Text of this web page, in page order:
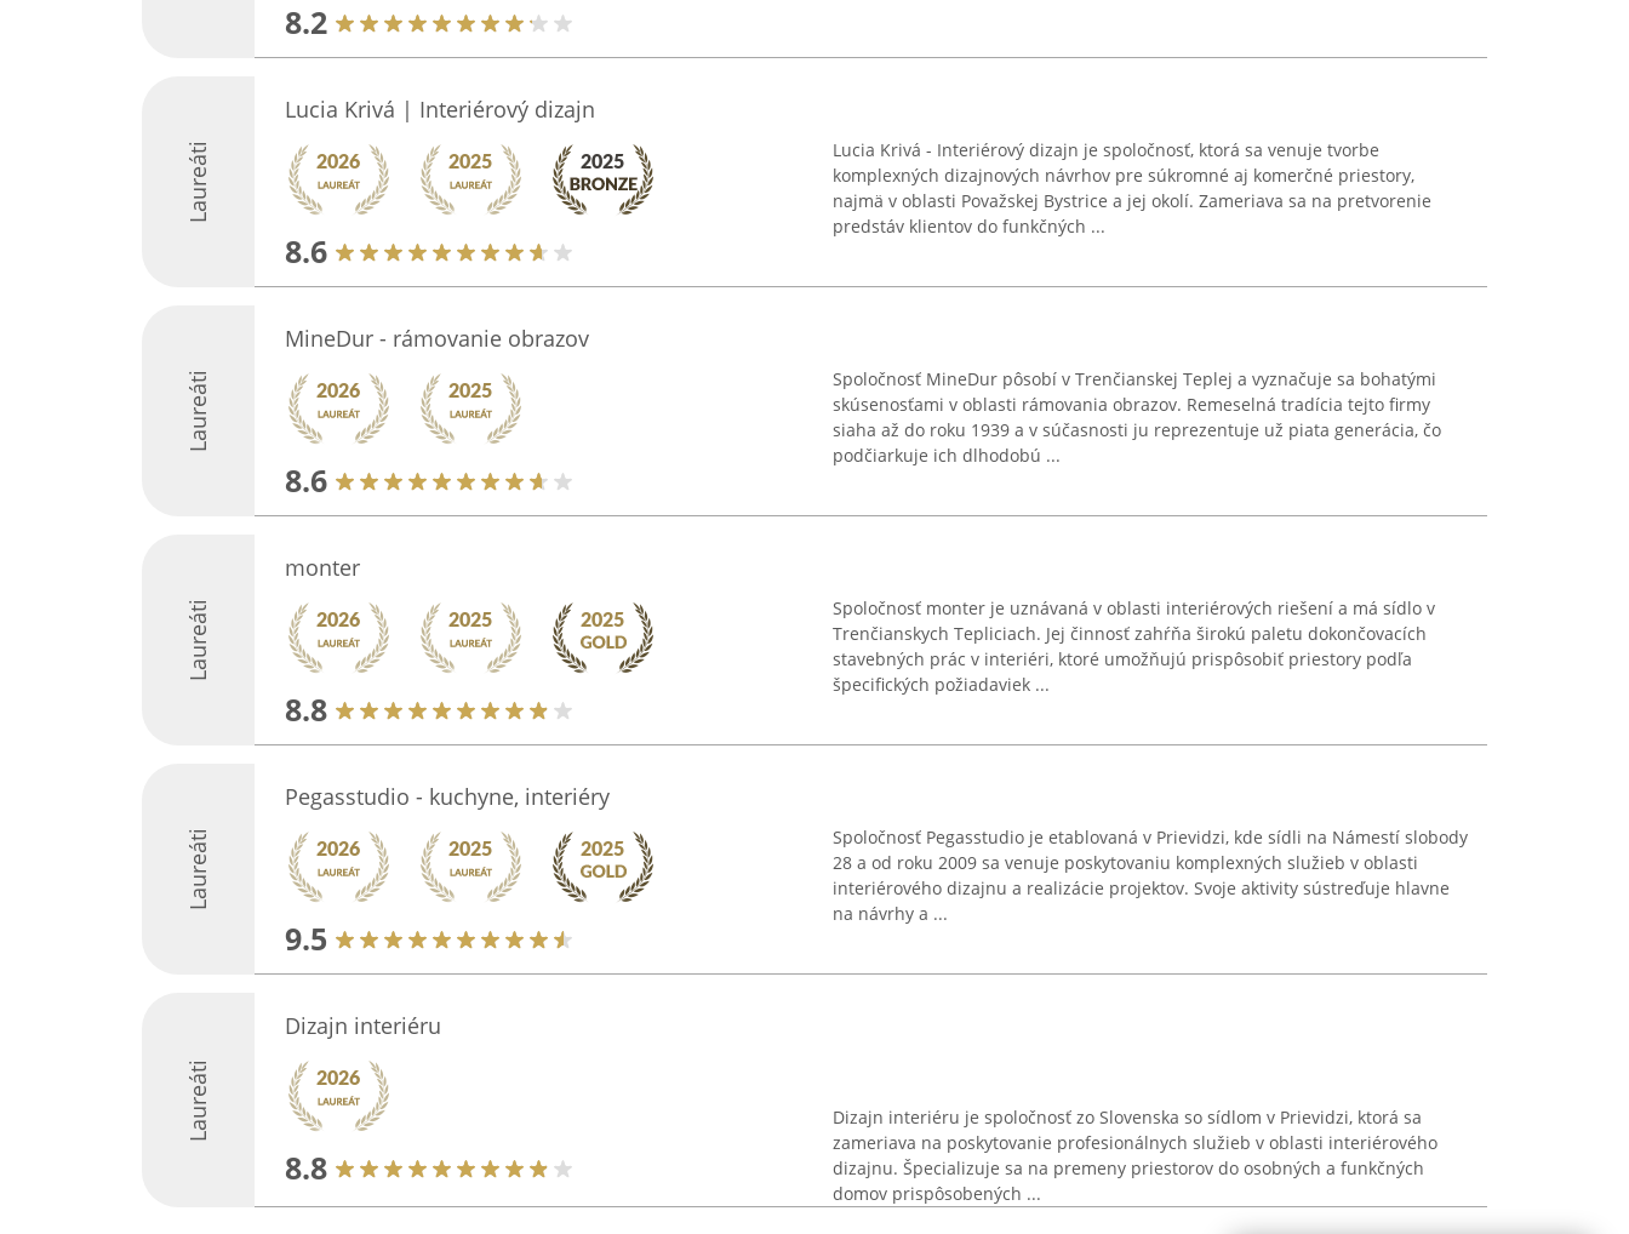
8.2
Laureáti
Lucia Krivá | Interiérový dizajn
8.6
Lucia Krivá - Interiérový dizajn je spoločnosť, ktorá sa venuje tvorbe
komplexných dizajnových návrhov pre súkromné aj komerčné priestory,
najmä v oblasti Považskej Bystrice a jej okolí. Zameriava sa na pretvorenie
predstáv klientov do funkčných ...
Laureáti
MineDur - rámovanie obrazov
8.6
Spoločnosť MineDur pôsobí v Trenčianskej Teplej a vyznačuje sa bohatými
skúsenosťami v oblasti rámovania obrazov. Remeselná tradícia tejto firmy
siaha až do roku 1939 a v súčasnosti ju reprezentuje už piata generácia, čo
podčiarkuje ich dlhodobú ...
Laureáti
monter
8.8
Spoločnosť monter je uznávaná v oblasti interiérových riešení a má sídlo v
Trenčianskych Tepliciach. Jej činnosť zahŕňa širokú paletu dokončovacích
stavebných prác v interiéri, ktoré umožňujú prispôsobiť priestory podľa
špecifických požiadaviek ...
Laureáti
Pegasstudio - kuchyne, interiéry
9.5
Spoločnosť Pegasstudio je etablovaná v Prievidzi, kde sídli na Námestí slobody
28 a od roku 2009 sa venuje poskytovaniu komplexných služieb v oblasti
interiérového dizajnu a realizácie projektov. Svoje aktivity sústreďuje hlavne
na návrhy a ...
Laureáti
Dizajn interiéru
8.8
Dizajn interiéru je spoločnosť zo Slovenska so sídlom v Prievidzi, ktorá sa
zameriava na poskytovanie profesionálnych služieb v oblasti interiérového
dizajnu. Špecializuje sa na premeny priestorov do osobných a funkčných
domov prispôsobených ...